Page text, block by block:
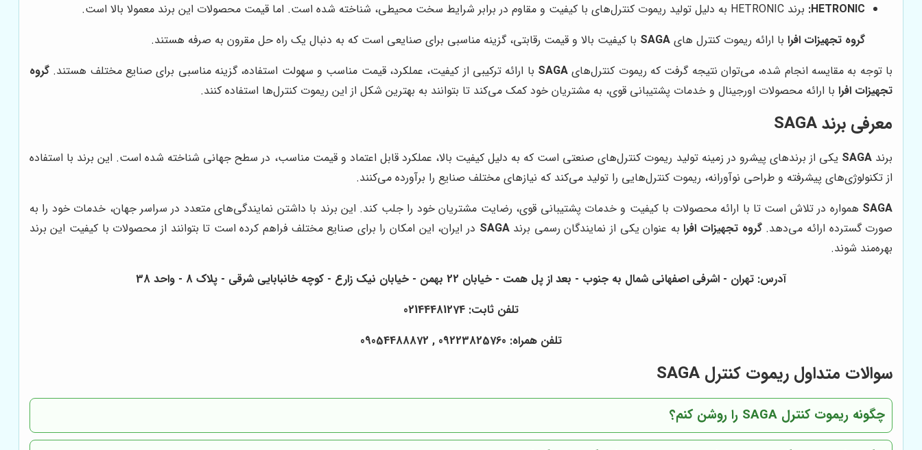
HETRONIC: برند HETRONIC به دلیل تولید ریموت کنترل‌های با کیفیت و مقاوم در برابر شرایط سخت محیطی، شناخته شده است. اما قیمت محصولات این برند معمولا بالا است.
گروه تجهیزات افرابا ارائه ریموت کنترل های SAGA با کیفیت بالا و قیمت رقابتی، گزینه مناسبی برای صنایعی است که به دنبال یک راه حل مقرون به صرفه هستند.
با توجه به مقایسه انجام شده، می‌توان نتیجه گرفت که ریموت کنترل‌های SAGA با ارائه ترکیبی از کیفیت، عملکرد، قیمت مناسب و سهولت استفاده، گزینه مناسبی برای صنایع مختلف هستند.گروه
تجهیزات افرابا ارائه محصولات اورجینال و خدمات پشتیبانی قوی، به مشتریان خود کمک می‌کند تا بتوانند به بهترین شکل از این ریموت کنترل‌ها استفاده کنند.
معرفی برند SAGA
برند SAGA یکی از برندهای پیشرو در زمینه تولید ریموت کنترل‌های صنعتی است که به دلیل کیفیت بالا، عملکرد قابل اعتماد و قیمت مناسب، در سطح جهانی شناخته شده است. این برند با استفاده
از تکنولوژی‌های پیشرفته و طراحی نوآورانه، ریموت کنترل‌هایی را تولید می‌کند که نیازهای مختلف صنایع را برآورده می‌کنند.
SAGA همواره در تلاش است تا با ارائه محصولات با کیفیت و خدمات پشتیبانی قوی، رضایت مشتریان خود را جلب کند. این برند با داشتن نمایندگی‌های متعدد در سراسر جهان، خدمات خود را به
صورت گسترده ارائه می‌دهد.گروه تجهیزات افرابه عنوان یکی از نمایندگان رسمی برندSAGA در ایران، این امکان را برای صنایع مختلف فراهم کرده است تا بتوانند از محصولات با کیفیت این برند
بهره‌مند شوند.
آدرس: تهران - اشرفی اصفهانی شمال به جنوب - بعد از پل همت - خیابان 22 بهمن - خیابان نیک زارع - کوچه خانبابایی شرقی - پلاک 8 - واحد 38
تلفن ثابت: 02144481274
تلفن همراه: 09223825760 , 09054488872
سوالات متداول ریموت کنترل SAGA
چگونه ریموت کنترل SAGA را روشن کنم؟